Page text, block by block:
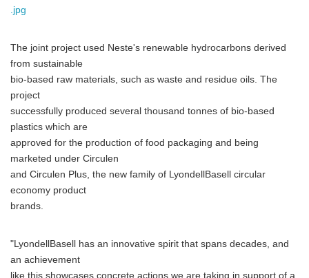
.jpg
The joint project used Neste's renewable hydrocarbons derived
from sustainable
bio-based raw materials, such as waste and residue oils. The
project
successfully produced several thousand tonnes of bio-based
plastics which are
approved for the production of food packaging and being
marketed under Circulen
and Circulen Plus, the new family of LyondellBasell circular
economy product
brands.
"LyondellBasell has an innovative spirit that spans decades, and
an achievement
like this showcases concrete actions we are taking in support of a